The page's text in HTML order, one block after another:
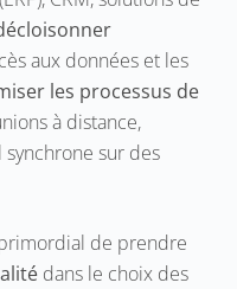
aux données et les
les processus de
à distance,
sur des
de prendre
dans le choix des